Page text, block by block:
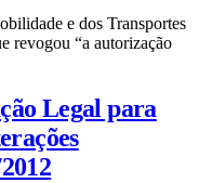
e dos Transportes
revogou “a autorização
Legal para